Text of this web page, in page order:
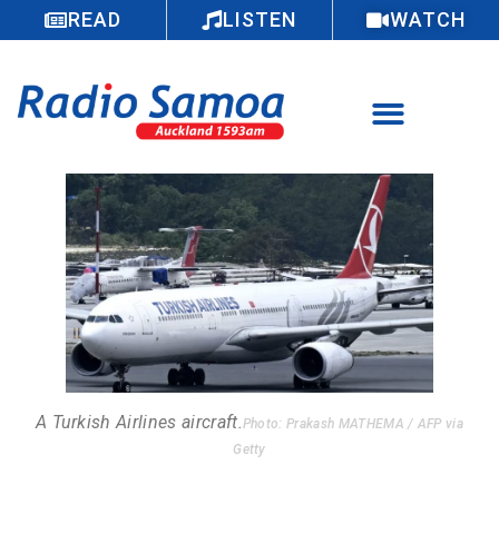
READ LISTEN WATCH
A Turkish Airlines aircraft. Photo: Prakash MATHEMA / AFP via
Getty